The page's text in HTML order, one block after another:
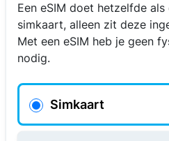
Een eSIM doet hetzelfde
simkaart, alleen zit deze
Met een eSIM heb je geen
nodig.
Simkaart